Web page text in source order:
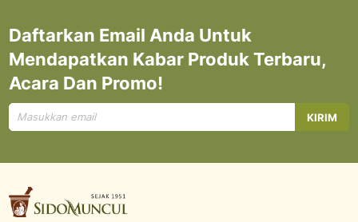
Daftarkan Email Anda Untuk
Mendapatkan Kabar Produk Terbaru,
Acara Dan Promo!
Mendaftar
untuk
KIRIM